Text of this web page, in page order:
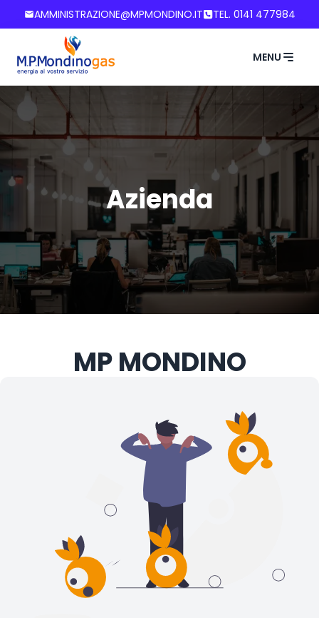
AMMINISTRAZIONE@MPMONDINO.IT TEL. 0141 477984
MENU
Azienda
MP MONDINO